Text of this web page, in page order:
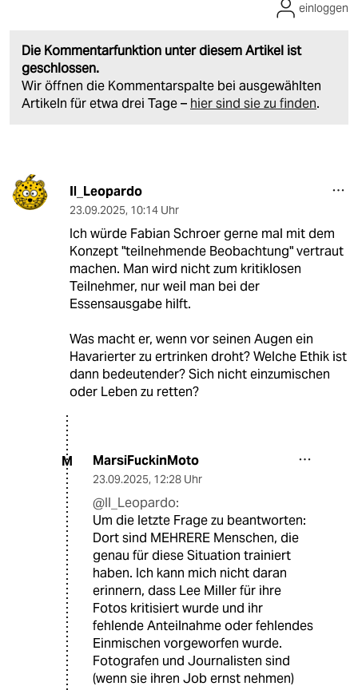
Die Kommentarfunktion unter diesem Artikel ist
geschlossen.
Wir öffnen die Kommentarspalte bei ausgewählten
Artikeln für etwa drei Tage – hier sind sie zu finden.
einloggen
Il_Leopardo
23.09.2025, 10:14 Uhr
Ich würde Fabian Schroer gerne mal mit dem
Konzept "teilnehmende Beobachtung" vertraut
machen. Man wird nicht zum kritiklosen
Teilnehmer, nur weil man bei der
Essensausgabe hilft.
Was macht er, wenn vor seinen Augen ein
Havarierter zu ertrinken droht? Welche Ethik ist
dann bedeutender? Sich nicht einzumischen
oder Leben zu retten?
M MarsiFuckinMoto
23.09.2025, 12:28 Uhr
@Il_Leopardo:
Um die letzte Frage zu beantworten:
Dort sind MEHRERE Menschen, die
genau für diese Situation trainiert
haben. Ich kann mich nicht daran
erinnern, dass Lee Miller für ihre
Fotos kritisiert wurde und ihr
fehlende Anteilnahme oder fehlendes
Einmischen vorgeworfen wurde.
Fotografen und Journalisten sind
(wenn sie ihren Job ernst nehmen)